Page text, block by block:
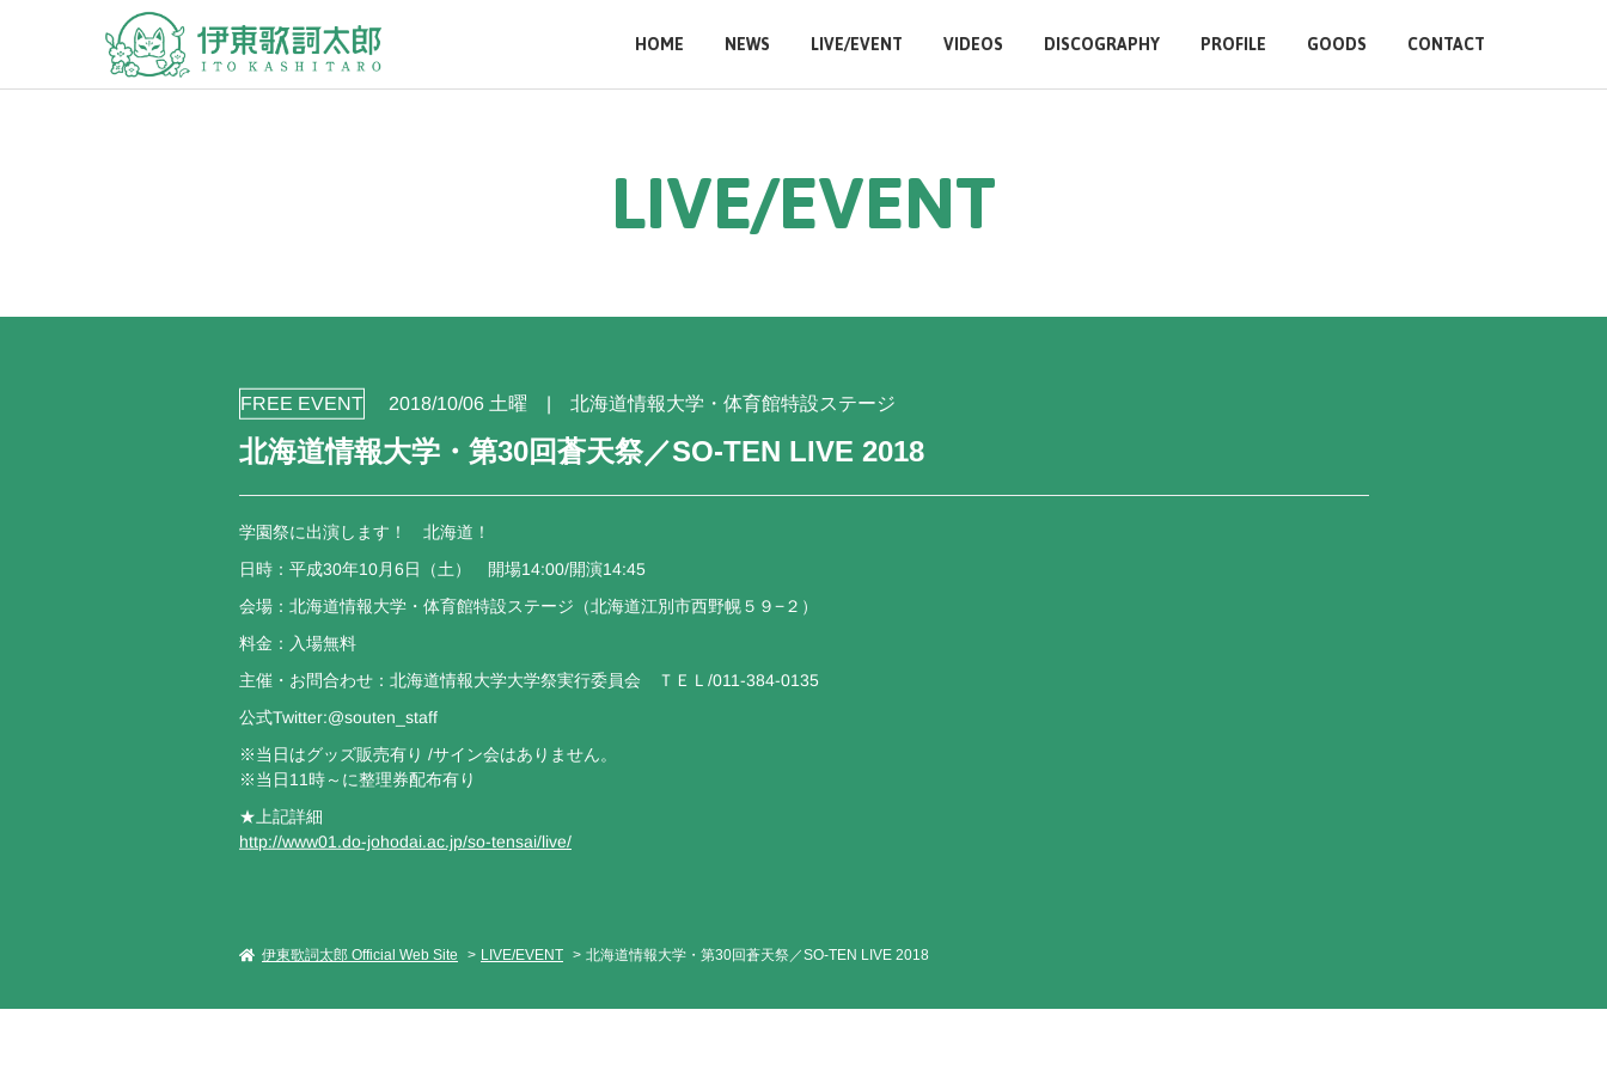
HOME NEWS LIVE/EVENT VIDEOS DISCOGRAPHY PROFILE GOODS CONTACT
LIVE/EVENT
FREE EVENT 2018/10/06 土曜 北海道情報大学・体育館特設ステージ
北海道情報大学・第30回蒼天祭／SO-TEN LIVE 2018
学園祭に出演します！ 北海道！
日時：平成30年10月6日（土） 開場14:00/開演14:45
会場：北海道情報大学・体育館特設ステージ（北海道江別市西野幌５９−２）
料金：入場無料
主催・お問合わせ：北海道情報大学大学祭実行委員会 ＴＥＬ/011-384-0135
公式Twitter:@souten_staff
※当日はグッズ販売有り /サイン会はありません。
※当日11時～に整理券配布有り
★上記詳細
http://www01.do-johodai.ac.jp/so-tensai/live/
伊東歌詞太郎 Official Web Site LIVE/EVENT 北海道情報大学・第30回蒼天祭／SO-TEN LIVE 2018